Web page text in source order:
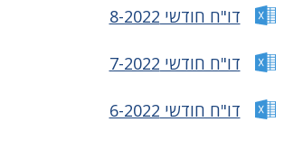
דו"ח חודשי 8-2022
דו"ח חודשי 7-2022
דו"ח חודשי 6-2022